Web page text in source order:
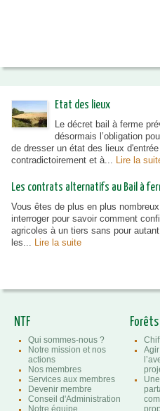
Etat des lieux
Le décret bail à ferme
désormais l’obligation
de dresser un état des lieux
contradictoirement et à... Lire la
Les contrats alternatifs au Bail à
Vous êtes de plus en plus
interroger pour savoir comment
agricoles à un tiers sans pour
les... Lire la suite
NTF
Qui sommes-nous ?
Notre mission et nos
actions
Nos membres
Services aux membres
Devenir membre
Conseil d'Administration
Notre équipe
Forêts